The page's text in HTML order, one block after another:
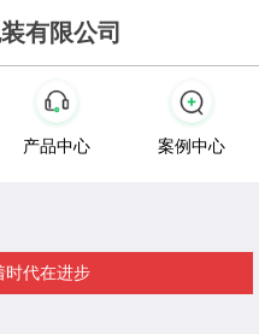
有限公司
产品中心 案例中心
时代在进步